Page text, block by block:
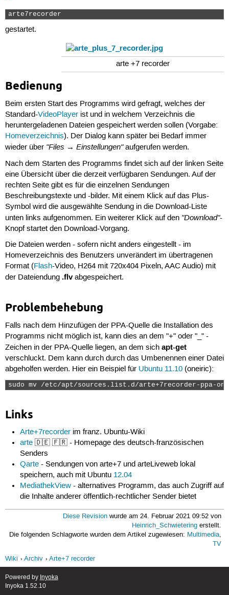
arte7recorder
gestartet.
arte +7 recorder
Bedienung
Beim ersten Start des Programms wird gefragt, welches der
Standard-VideoPlayerist und in welchem Verzeichnis die
heruntergeladenen Dateien gespeichert werden sollen (Vorgabe:
Homeverzeichnis). Der Dialog kann später bei Bedarf immer
wieder über "Files → Einstellungen"aufgerufen werden.
Nach dem Starten des Programms findet sich auf der linken Seite
eine Übersicht über die derzeit verfügbaren Sendungen. Auf der
rechten Seite gibt es für die einzelnen Sendungen
Beschreibungstexte und -bilder. Mit einem Klick auf das Plus-
Symbol wird die ausgewählte Sendung in die Download-Liste
unten links aufgenommen. Ein weiterer Klick auf den "Download"-
Knopf startet den Download-Vorgang.
Die Dateien werden - sofern nicht anders eingestellt - im
Homeverzeichnis des Benutzers unverändert im übertragenen
Format (Flash-Video, H264 mit 720x404 Pixeln, AAC Audio) mit
der Dateiendung .flvabgespeichert.
Problembehebung
Falls nach dem Hinzufügen der PPA-Quelle die Installation des
Programms nicht möglich ist, kann dies an dem "+" oder "_" -
Zeichen in der PPA-Quelle liegen, an dem sich apt-get
verschluckt. Dem kann durch durch das Umbenennen einer Datei
abgeholfen werden. Hier ein Beispiel für Ubuntu 11.10(oneiric):
sudo mv /etc/apt/sources.list.d/arte+7recorder-
Links
Arte+7recorder im franz. Ubuntu-Wiki
arte 🇩🇪 🇫🇷 - Homepage des deutsch-französischen
Senders
Qarte - Sendungen von arte+7 und arteLiveweb lokal
speichern, auch mit Ubuntu 12.04
MediathekView - alternatives Programm, das auch Zugriff auf
die Inhalte anderer öffentlich-rechtlicher Sender bietet
Diese Revision wurde am 24. Februar 2021 09:52 von
Heinrich_Schwietering erstellt.
Die folgenden Schlagworte wurden dem Artikel zugewiesen: Multimedia,
TV
Wiki
Archiv Arte+7 recorder
Powered by Inyoka
Inyoka 1.52.10